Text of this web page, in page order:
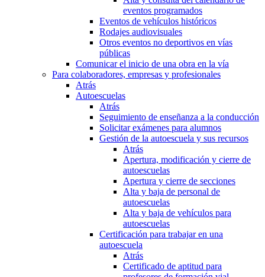
eventos programados
Eventos de vehículos históricos
Rodajes audiovisuales
Otros eventos no deportivos en vías
públicas
Comunicar el inicio de una obra en la vía
Para colaboradores, empresas y profesionales
Atrás
Autoescuelas
Atrás
Seguimiento de enseñanza a la conducción
Solicitar exámenes para alumnos
Gestión de la autoescuela y sus recursos
Atrás
Apertura, modificación y cierre de
autoescuelas
Apertura y cierre de secciones
Alta y baja de personal de
autoescuelas
Alta y baja de vehículos para
autoescuelas
Certificación para trabajar en una
autoescuela
Atrás
Certificado de aptitud para